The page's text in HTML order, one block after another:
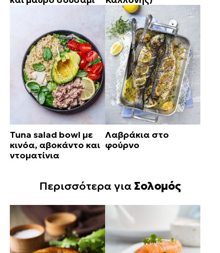
Tuna salad bowl με
κινόα, αβοκάντο και
ντοματίνια
Λαβράκια στο
φούρνο
Περισσότερα για Σολομός